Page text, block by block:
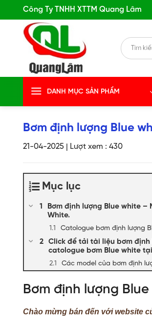
to
content
Công Ty TNHH XTTM Quang Lâm
Search
for:
DANH MỤC SẢN PHẨM
Bơm định lượng Blue
21-04-2025 | Lượt xem : 430
Mục lục
Bơm định lượng Blue white
White.
Catologue bơm định lượng
Click để tải tài liệu bơm định
catologue bơm Blue white
Các model của bơm định
Bơm định lượng
Chào mừng bán đến với website